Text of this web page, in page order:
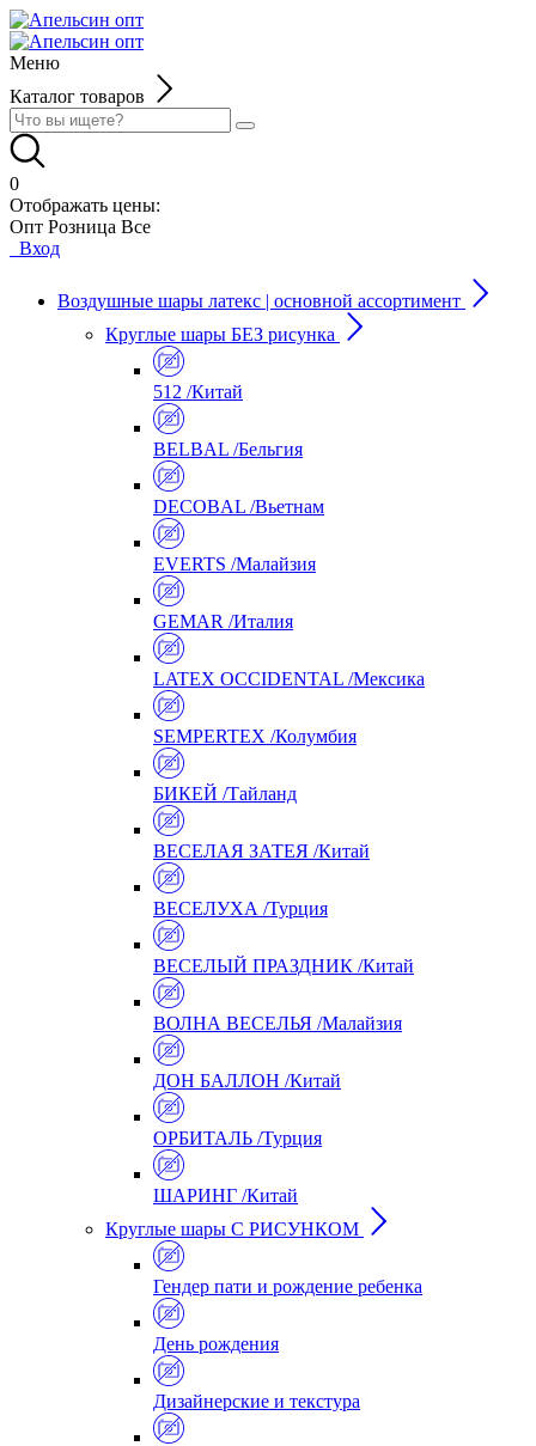
Меню
Каталог товаров
0
Отображать цены:
Опт Розница Все
Вход
Воздушные шары латекс | основной ассортимент
Круглые шары БЕЗ рисунка
512 /Китай
BELBAL /Бельгия
DECOBAL /Вьетнам
EVERTS /Малайзия
GEMAR /Италия
LATEX OCCIDENTAL /Мексика
SEMPERTEX /Колумбия
БИКЕЙ /Тайланд
ВЕСЕЛАЯ ЗАТЕЯ /Китай
ВЕСЕЛУХА /Турция
ВЕСЕЛЫЙ ПРАЗДНИК /Китай
ВОЛНА ВЕСЕЛЬЯ /Малайзия
ДОН БАЛЛОН /Китай
ОРБИТАЛЬ /Турция
ШАРИНГ /Китай
Круглые шары С РИСУНКОМ
Гендер пати и рождение ребенка
День рождения
Дизайнерские и текстура